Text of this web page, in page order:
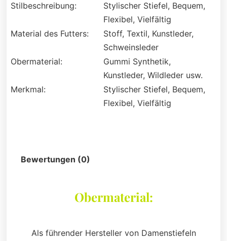
Stilbeschreibung:
Stylischer Stiefel, Bequem,
Flexibel, Vielfältig
Material des Futters:
Stoff, Textil, Kunstleder,
Schweinsleder
Obermaterial:
Gummi Synthetik,
Kunstleder, Wildleder usw.
Merkmal:
Stylischer Stiefel, Bequem,
Flexibel, Vielfältig
Bewertungen (0)
Obermaterial:
Als führender Hersteller von Damenstiefeln